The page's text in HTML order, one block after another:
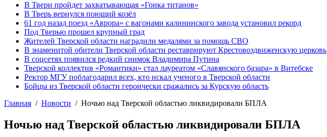
В Твери пройдет захватывающая «Гонка титанов»
В Тверь вернулся поющий козёл
61 год назад поезд «Аврора» с вагонами калининского завода установил рекорд
Под Тверью прошел крупный град
Жителей Тверской области наградили медалями за помощь СВО
В знаменитой обители Тверской области реставрируют Крестовоздвиженскую церковь
В соцсетях появился редкий снимок Владимира Путина
Тверской коллектив «Романтики» стал лауреатом «Славянского базара» в Витебске
Ректор МГУ поблагодарил всех, кто искал ученого в Тверской области
Бойцы из Тверской области героически сражались за Курскую область
Главная
Новости Ночью над Тверской областью ликвидировали БПЛА
Ночью над Тверской областью ликвидировали БПЛА